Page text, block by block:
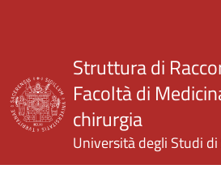
Salta
Struttura di
Facoltà di
chirurgia
Università degli Studi di